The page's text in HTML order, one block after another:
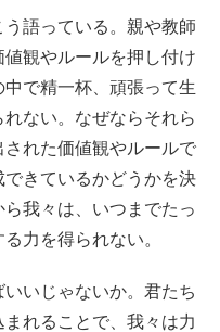
語っている。親や教師
観やルールを押し付け
で精一杯、頑張って生
ない。なぜならそれら
れた価値観やルールで
きているかどうかを決
我々は、いつまでたっ
力を得られない。
いじゃないか。君たち
れることで、我々は力